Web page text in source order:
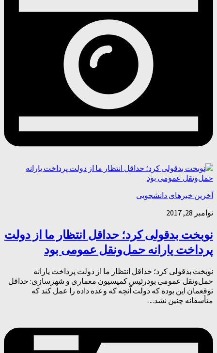
آخرین خبرهای دانشجویی
نوامبر 28, 2017
نوبخت بدقولی کرد؛ حداقل انتظار ما از دولت
پرداخت یارانه حمل‌ونقل عمومی بود
نوبخت بدقولی کرد؛ حداقل انتظار ما از دولت پرداخت یارانه
حمل‌ونقل عمومی بودرئیس کمیسیون معماری و شهرسازی: حداقل
توقعمان این بوده‌ که دولت آنچه که وعده داده را عمل کند که
متأسفانه چنین نشد....